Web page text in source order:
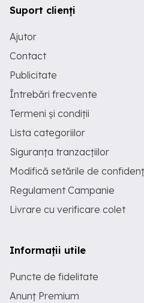
Suport clienți
Ajutor
Contact
Publicitate
Întrebări frecvente
Termeni și condiții
Lista categoriilor
Siguranța tranzacțiilor
Modifică setările de
Regulament Campanie
Livrare cu verificare colet
Informații utile
Puncte de fidelitate
Anunț Premium